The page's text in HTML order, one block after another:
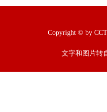
Copyright © by
文字和图片转